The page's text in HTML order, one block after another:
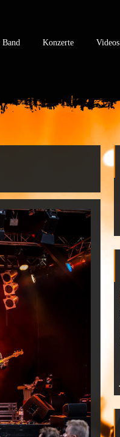
Band Konzerte Videos